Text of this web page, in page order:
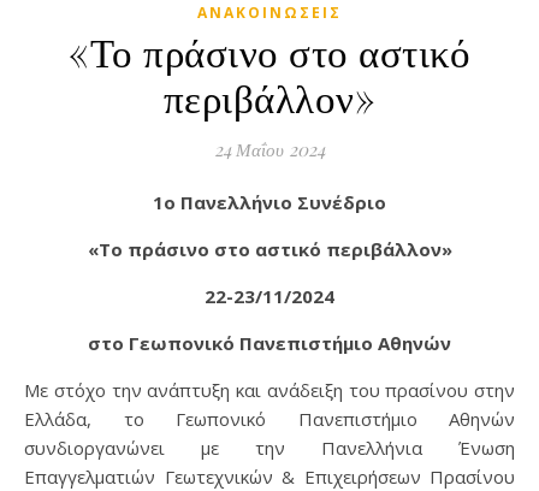
ΑΝΑΚΟΙΝΏΣΕΙΣ
«Το πράσινο στο αστικό
περιβάλλον»
24 Μαΐου 2024
1ο Πανελλήνιο Συνέδριο
«Το πράσινο στο αστικό περιβάλλον»
22-23/11/2024
στο Γεωπονικό Πανεπιστήμιο Αθηνών
Mε στόχο την ανάπτυξη και ανάδειξη του πρασίνου στην
Ελλάδα, το Γεωπονικό Πανεπιστήμιο Αθηνών
συνδιοργανώνει με την Πανελλήνια Ένωση
Επαγγελματιών Γεωτεχνικών & Επιχειρήσεων Πρασίνου